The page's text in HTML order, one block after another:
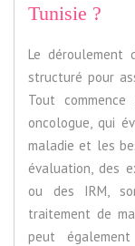
Tunisie ?
Le déroulement
structuré pour
Tout
oncologue, qui
maladie et les
évaluation, des
ou des IRM,
traitement de
peut